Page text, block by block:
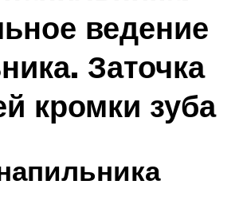
ведение
Заточка
кромки зуба